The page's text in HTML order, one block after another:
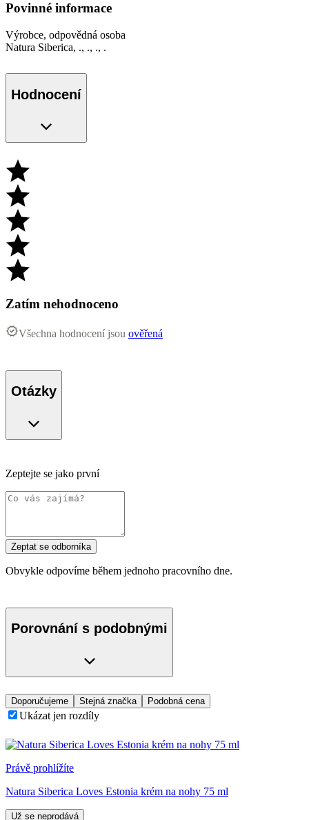
Povinné informace
Výrobce, odpovědná osoba
Natura Siberica, ., ., ., .
Hodnocení
Zatím nehodnoceno
Všechna hodnocení jsou ověřená
Otázky
Zeptejte se jako první
Zeptat se odborníka
Obvykle odpovíme během jednoho pracovního dne.
Porovnání s podobnými
Doporučujeme Stejná značka Podobná cena
Ukázat jen rozdíly
Právě prohlížíte
Natura Siberica Loves Estonia krém na nohy 75 ml
Už se neprodává